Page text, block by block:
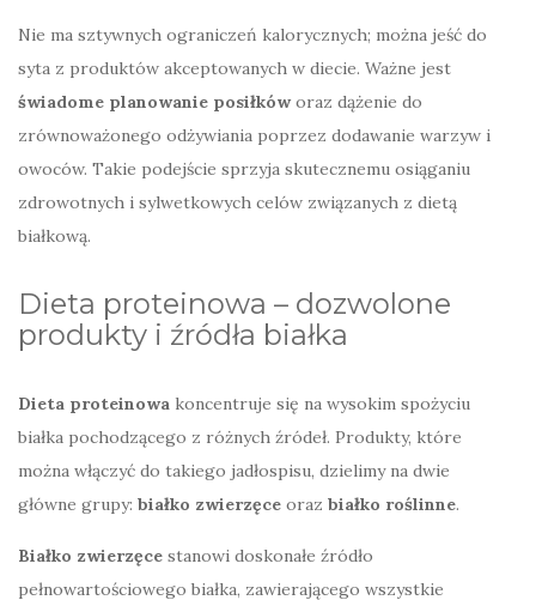
Nie ma sztywnych ograniczeń kalorycznych; można jeść do
syta z produktów akceptowanych w diecie. Ważne jest
świadome planowanie posiłków oraz dążenie do
zrównoważonego odżywiania poprzez dodawanie warzyw i
owoców. Takie podejście sprzyja skutecznemu osiąganiu
zdrowotnych i sylwetkowych celów związanych z dietą
białkową.
Dieta proteinowa – dozwolone
produkty i źródła białka
Dieta proteinowa koncentruje się na wysokim spożyciu
białka pochodzącego z różnych źródeł. Produkty, które
można włączyć do takiego jadłospisu, dzielimy na dwie
główne grupy: białko zwierzęce oraz białko roślinne.
Białko zwierzęce stanowi doskonałe źródło
pełnowartościowego białka, zawierającego wszystkie